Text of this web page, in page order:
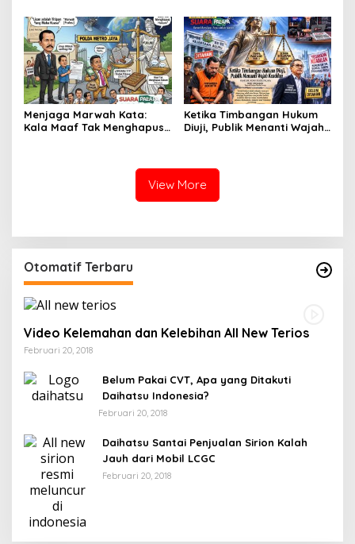
Menjaga Marwah Kata:
Kala Maaf Tak Menghapus
Ketika Timbangan Hukum
Diuji, Publik Menanti Wajah
View More
Otomatif Terbaru
Video Kelemahan dan Kelebihan All New Terios
Februari 20, 2018
Belum Pakai CVT, Apa yang Ditakuti
Daihatsu Indonesia?
Februari 20, 2018
Daihatsu Santai Penjualan Sirion Kalah
Jauh dari Mobil LCGC
Februari 20, 2018